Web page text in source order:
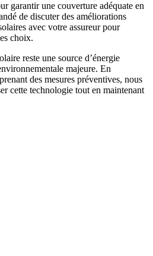
garantir une couverture adéquate en
de discuter des améliorations
avec votre assureur pour
choix.
reste une source d’énergie
majeure. En
des mesures préventives, nous
cette technologie tout en maintenant